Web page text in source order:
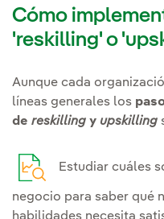
Cómo
'reskilling' o
Aunque cada
líneas generales los
de reskilling y upskilling
Estudiar cuáles
negocio para saber qué